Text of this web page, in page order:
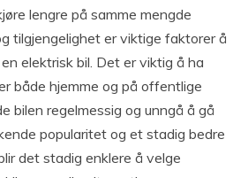
lengre på samme mengde
tilgjengelighet er viktige faktorer å
elektrisk bil. Det er viktig å ha
både hjemme og på offentlige
bilen regelmessig og unngå å gå
popularitet og et stadig bedre
det stadig enklere å velge